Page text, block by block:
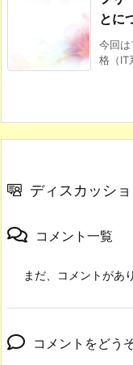
とに
今回
格（IT
ディスカッシ
コメント一覧
まだ、コメントがあ
コメントをどう